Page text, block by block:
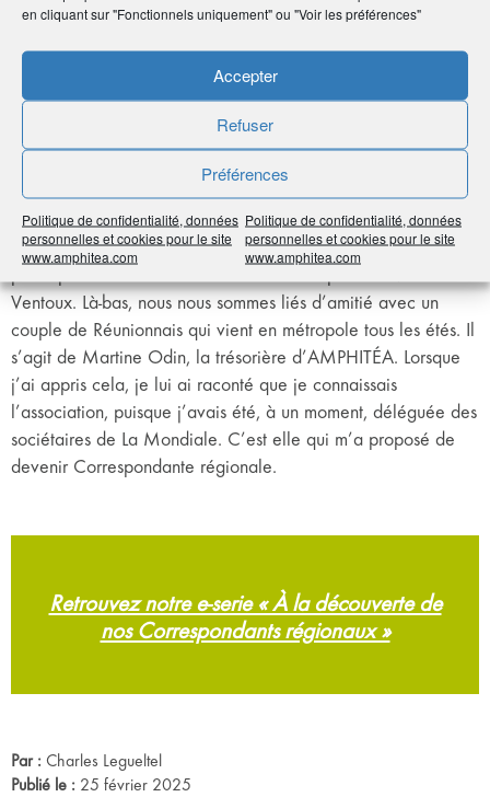
en cliquant sur "Fonctionnels uniquement" ou "Voir les préférences"
Accepter
Refuser
Préférences
Politique de confidentialité, données
personnelles et cookies pour le site
www.amphitea.com
Politique de confidentialité, données
personnelles et cookies pour le site
www.amphitea.com
deuxième année comme Coordinatrice sur la région. Nous
et je vais aider à les intégrer au mieux.
J’ai également été référente AMPHITÉA auprès de la
Fondation AG2R LA MONDIALE, qui décernait notamment le
Prix Coup de Cœur des adhérents.
Une anecdote en lien avec AMPHITÉA ?
Avec mon mari, qui est passionné de motos anciennes, nous
Ventoux. Là-bas, nous nous sommes liés d’amitié avec un
couple de Réunionnais qui vient en métropole tous les étés. Il
s’agit de Martine Odin, la trésorière d’AMPHITÉA. Lorsque
j’ai appris cela, je lui ai raconté que je connaissais
l’association, puisque j’avais été, à un moment, déléguée des
sociétaires de La Mondiale. C’est elle qui m’a proposé de
devenir Correspondante régionale.
Retrouvez notre e-serie « À la découverte de
nos Correspondants régionaux »
Par : Charles Legueltel
Publié le : 25 février 2025